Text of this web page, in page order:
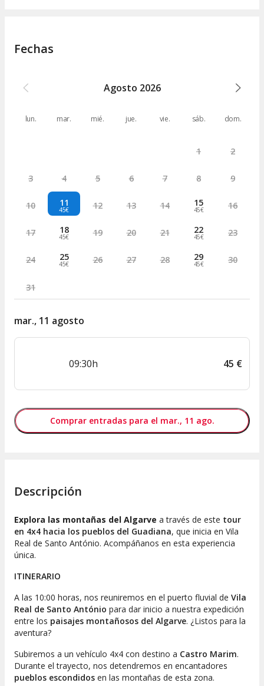
Fechas
Agosto 2026
lun. mar. mié. jue. vie. sáb. dom.
1 2
3 4 5 6 7 8 9
10 11
45€ 12 13 14 15
45€ 16
17 18
45€ 19 20 21 22
45€ 23
24 25
45€ 26 27 28 29
45€ 30
31
mar., 11 agosto
09:30h 45 €
Comprar entradas para el mar., 11 ago.
Descripción
Explora las montañas del Algarve a través de este tour
en 4x4 hacia los pueblos del Guadiana, que inicia en Vila
Real de Santo António. Acompáñanos en esta experiencia
única.
ITINERARIO
A las 10:00 horas, nos reuniremos en el puerto fluvial de Vila
Real de Santo António para dar inicio a nuestra expedición
entre los paisajes montañosos del Algarve. ¿Listos para la
aventura?
Subiremos a un vehículo 4x4 con destino a Castro Marim.
Durante el trayecto, nos detendremos en encantadores
pueblos escondidos en las montañas de esta zona.